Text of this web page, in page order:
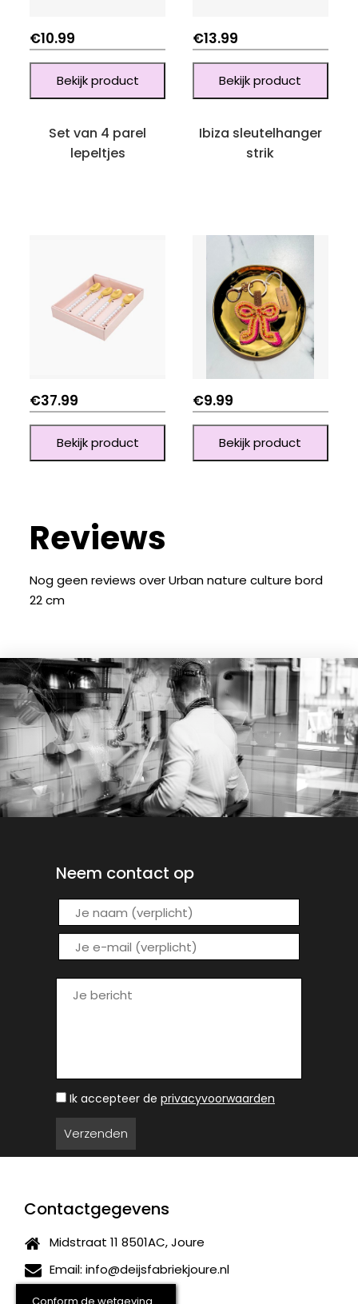
€10.99
Bekijk product
€13.99
Bekijk product
Set van 4 parel
lepeltjes
€37.99
Bekijk product
Ibiza sleutelhanger
strik
€9.99
Bekijk product
Reviews
Nog geen reviews over Urban nature culture bord
22 cm
Neem contact op
Ik accepteer de privacyvoorwaarden
Contactgegevens
Midstraat 11 8501AC, Joure
Email: info@deijsfabriekjoure.nl
(0513) 411440